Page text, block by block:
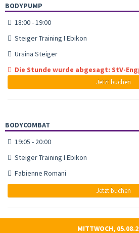
BODYPUMP
18:00 - 19:00
Steiger Training I Ebikon
Ursina Steiger
Die Stunde wurde abgesagt: StV-
Jetzt buchen
BODYCOMBAT
19:05 - 20:00
Steiger Training I Ebikon
Fabienne Romani
Jetzt buchen
MITTWOCH,